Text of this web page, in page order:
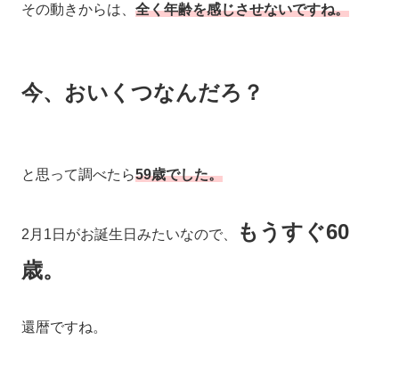
その動きからは、 全く年齢を感じさせないですね。
今、おいくつなんだろ？
と思って調べたら59歳でした。
2月1日がお誕生日みたいなので、
もうすぐ60
歳。
還暦ですね。